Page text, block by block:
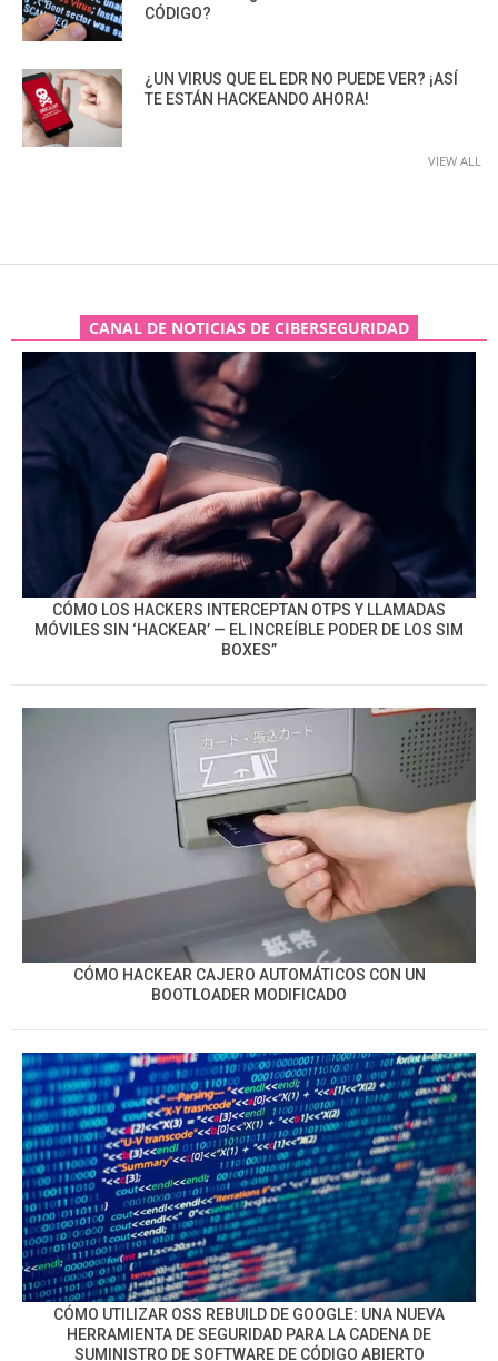
CÓDIGO?
¿UN VIRUS QUE EL EDR NO PUEDE VER? ¡ASÍ
TE ESTÁN HACKEANDO AHORA!
VIEW ALL
CANAL DE NOTICIAS DE CIBERSEGURIDAD
CÓMO LOS HACKERS INTERCEPTAN OTPS Y LLAMADAS
MÓVILES SIN ‘HACKEAR’ — EL INCREÍBLE PODER DE LOS SIM
BOXES”
CÓMO HACKEAR CAJERO AUTOMÁTICOS CON UN
BOOTLOADER MODIFICADO
CÓMO UTILIZAR OSS REBUILD DE GOOGLE: UNA NUEVA
HERRAMIENTA DE SEGURIDAD PARA LA CADENA DE
SUMINISTRO DE SOFTWARE DE CÓDIGO ABIERTO